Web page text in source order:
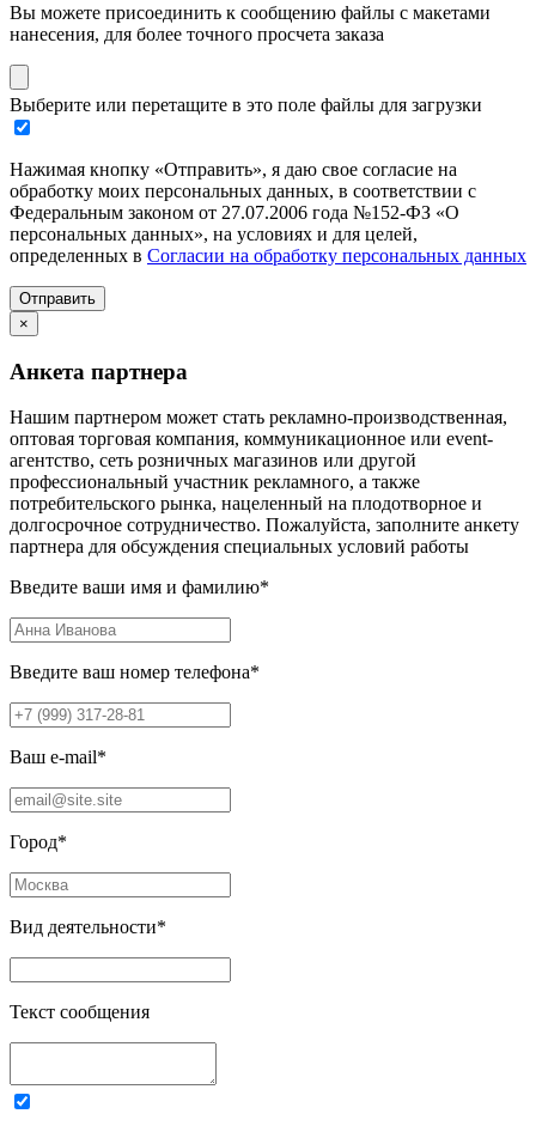
Вы можете присоединить к сообщению файлы с макетами
нанесения, для более точного просчета заказа
Выберите или перетащите в это поле файлы для загрузки
Нажимая кнопку «Отправить», я даю свое согласие на
обработку моих персональных данных, в соответствии с
Федеральным законом от 27.07.2006 года №152-ФЗ «О
персональных данных», на условиях и для целей,
определенных в Согласии на обработку персональных данных
Отправить
×
Анкета партнера
Нашим партнером может стать рекламно-производственная,
оптовая торговая компания, коммуникационное или event-
агентство, сеть розничных магазинов или другой
профессиональный участник рекламного, а также
потребительского рынка, нацеленный на плодотворное и
долгосрочное сотрудничество. Пожалуйста, заполните анкету
партнера для обсуждения специальных условий работы
Введите ваши имя и фамилию*
Введите ваш номер телефона*
Ваш e-mail*
Город*
Вид деятельности*
Текст сообщения